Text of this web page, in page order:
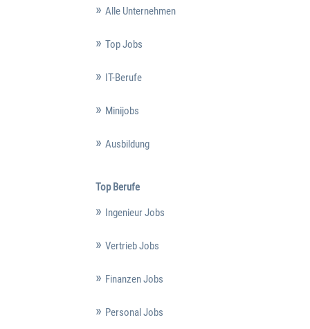
Alle Unternehmen
Top Jobs
IT-Berufe
Minijobs
Ausbildung
Top Berufe
Ingenieur Jobs
Vertrieb Jobs
Finanzen Jobs
Personal Jobs